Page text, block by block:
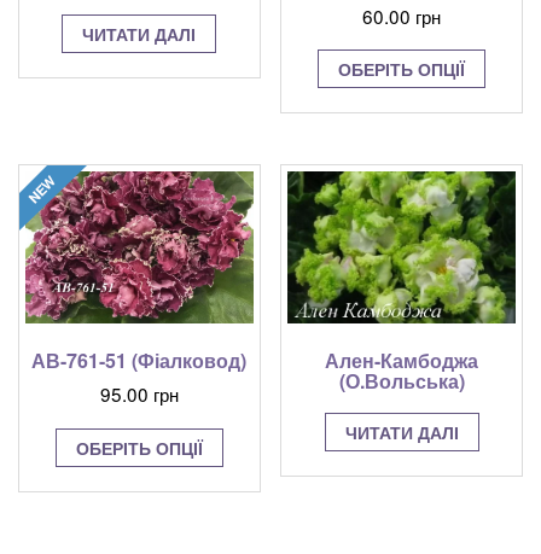
ЧИТАТИ ДАЛІ
60.00 грн
ОБЕРІТЬ ОПЦІЇ
Цей
кілька
можна
на
товару
АВ-761-51 (Фіалковод)
95.00 грн
ОБЕРІТЬ ОПЦІЇ
Цей
має
кілька
Ален-Камбоджа
(О.Вольська)
ЧИТАТИ ДАЛІ